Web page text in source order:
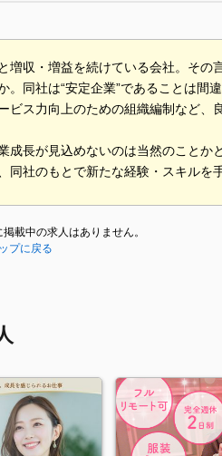
増収・増益を続けている会社。そ
。同社は“安定企業”であることは間
ビス力向上のための組織編制など
成長が見込めないのは当然のこと
同社のもとで新たな経験・スキルを
載中の求人はありません。
プに戻る